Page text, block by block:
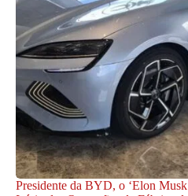
Presidente da BYD, o ‘Elon